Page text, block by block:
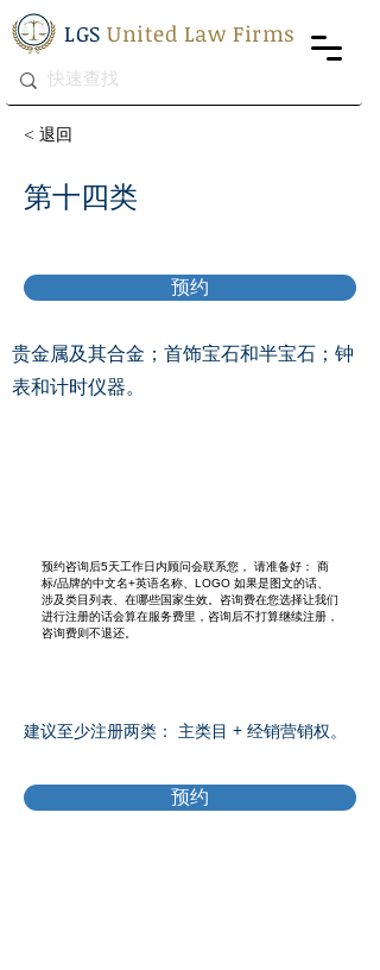
LGSUnited Law Firms
< 退回
第十四类
预约
贵金属及其合金；首饰宝石和半宝石；钟
表和计时仪器。
预约咨询后5天工作日内顾问会联系您， 请准备好： 商
标/品牌的中文名+英语名称、LOGO 如果是图文的话、
涉及类目列表、在哪些国家生效。咨询费在您选择让我们
进行注册的话会算在服务费里，咨询后不打算继续注册，
咨询费则不退还。
建议至少注册两类： 主类目 + 经销营销权。
预约